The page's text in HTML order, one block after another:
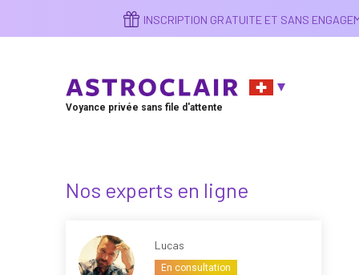
contenu
INSCRIPTION GRATUITE ET SANS
Voyance privée sans file d'attente
Nos experts en ligne
Lucas
En consultation